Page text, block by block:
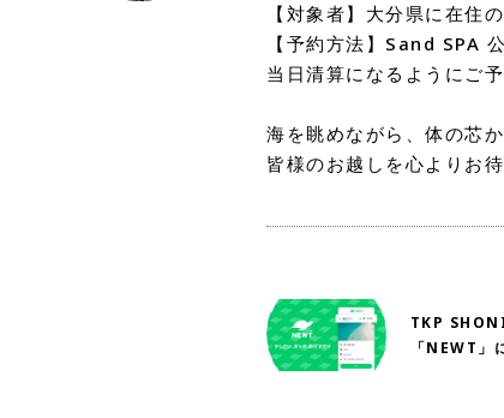
【対象者】大分県に在住
【予約方法】Sand SPA
当日清算になるようにご予
海を眺めながら、体の芯
皆様のお越しを心よりお
TKP
「NEWT」